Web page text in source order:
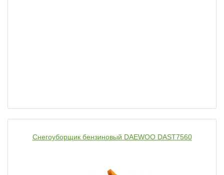
Снегоуборщик бензиновый DAEWOO DAST7560